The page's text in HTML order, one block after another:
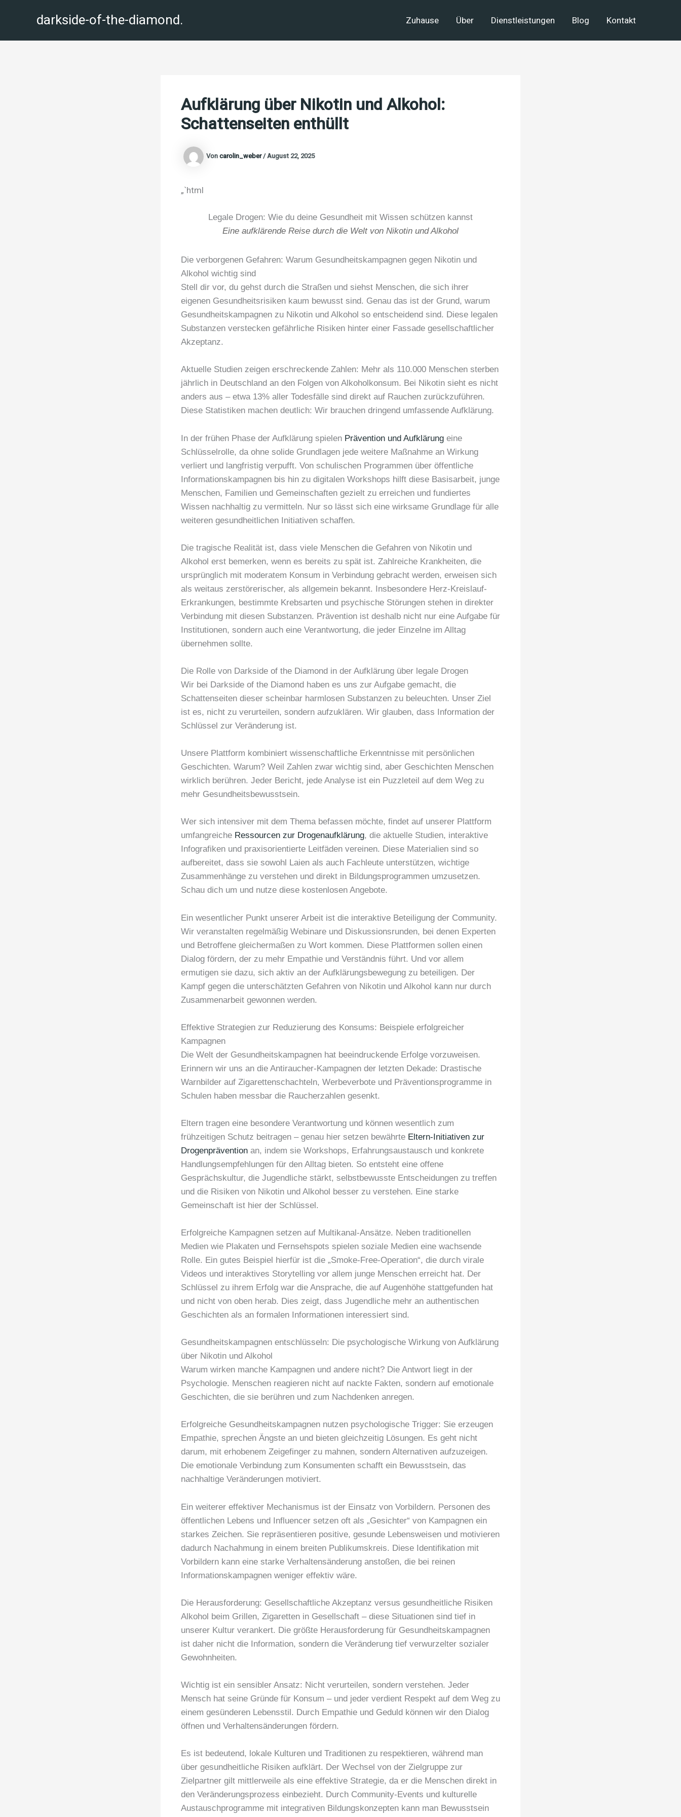
darkside-of-the-diamond. Zuhause Über Dienstleistungen Blog Kontakt
Aufklärung über Nikotin und Alkohol:
Schattenseiten enthüllt
Voncarolin_weber/August 22, 2025
„`html
Legale Drogen: Wie du deine Gesundheit mit Wissen schützen kannst
Eine aufklärende Reise durch die Welt von Nikotin und Alkohol
Die verborgenen Gefahren: Warum Gesundheitskampagnen gegen Nikotin und
Alkohol wichtig sind
Stell dir vor, du gehst durch die Straßen und siehst Menschen, die sich ihrer
eigenen Gesundheitsrisiken kaum bewusst sind. Genau das ist der Grund, warum
Gesundheitskampagnen zu Nikotin und Alkohol so entscheidend sind. Diese legalen
Substanzen verstecken gefährliche Risiken hinter einer Fassade gesellschaftlicher
Akzeptanz.
Aktuelle Studien zeigen erschreckende Zahlen: Mehr als 110.000 Menschen sterben
jährlich in Deutschland an den Folgen von Alkoholkonsum. Bei Nikotin sieht es nicht
anders aus – etwa 13% aller Todesfälle sind direkt auf Rauchen zurückzuführen.
Diese Statistiken machen deutlich: Wir brauchen dringend umfassende Aufklärung.
In der frühen Phase der Aufklärung spielen Prävention und Aufklärung eine
Schlüsselrolle, da ohne solide Grundlagen jede weitere Maßnahme an Wirkung
verliert und langfristig verpufft. Von schulischen Programmen über öffentliche
Informationskampagnen bis hin zu digitalen Workshops hilft diese Basisarbeit, junge
Menschen, Familien und Gemeinschaften gezielt zu erreichen und fundiertes
Wissen nachhaltig zu vermitteln. Nur so lässt sich eine wirksame Grundlage für alle
weiteren gesundheitlichen Initiativen schaffen.
Die tragische Realität ist, dass viele Menschen die Gefahren von Nikotin und
Alkohol erst bemerken, wenn es bereits zu spät ist. Zahlreiche Krankheiten, die
ursprünglich mit moderatem Konsum in Verbindung gebracht werden, erweisen sich
als weitaus zerstörerischer, als allgemein bekannt. Insbesondere Herz-Kreislauf-
Erkrankungen, bestimmte Krebsarten und psychische Störungen stehen in direkter
Verbindung mit diesen Substanzen. Prävention ist deshalb nicht nur eine Aufgabe für
Institutionen, sondern auch eine Verantwortung, die jeder Einzelne im Alltag
übernehmen sollte.
Die Rolle von Darkside of the Diamond in der Aufklärung über legale Drogen
Wir bei Darkside of the Diamond haben es uns zur Aufgabe gemacht, die
Schattenseiten dieser scheinbar harmlosen Substanzen zu beleuchten. Unser Ziel
ist es, nicht zu verurteilen, sondern aufzuklären. Wir glauben, dass Information der
Schlüssel zur Veränderung ist.
Unsere Plattform kombiniert wissenschaftliche Erkenntnisse mit persönlichen
Geschichten. Warum? Weil Zahlen zwar wichtig sind, aber Geschichten Menschen
wirklich berühren. Jeder Bericht, jede Analyse ist ein Puzzleteil auf dem Weg zu
mehr Gesundheitsbewusstsein.
Wer sich intensiver mit dem Thema befassen möchte, findet auf unserer Plattform
umfangreiche Ressourcen zur Drogenaufklärung, die aktuelle Studien, interaktive
Infografiken und praxisorientierte Leitfäden vereinen. Diese Materialien sind so
aufbereitet, dass sie sowohl Laien als auch Fachleute unterstützen, wichtige
Zusammenhänge zu verstehen und direkt in Bildungsprogrammen umzusetzen.
Schau dich um und nutze diese kostenlosen Angebote.
Ein wesentlicher Punkt unserer Arbeit ist die interaktive Beteiligung der Community.
Wir veranstalten regelmäßig Webinare und Diskussionsrunden, bei denen Experten
und Betroffene gleichermaßen zu Wort kommen. Diese Plattformen sollen einen
Dialog fördern, der zu mehr Empathie und Verständnis führt. Und vor allem
ermutigen sie dazu, sich aktiv an der Aufklärungsbewegung zu beteiligen. Der
Kampf gegen die unterschätzten Gefahren von Nikotin und Alkohol kann nur durch
Zusammenarbeit gewonnen werden.
Effektive Strategien zur Reduzierung des Konsums: Beispiele erfolgreicher
Kampagnen
Die Welt der Gesundheitskampagnen hat beeindruckende Erfolge vorzuweisen.
Erinnern wir uns an die Antiraucher-Kampagnen der letzten Dekade: Drastische
Warnbilder auf Zigarettenschachteln, Werbeverbote und Präventionsprogramme in
Schulen haben messbar die Raucherzahlen gesenkt.
Eltern tragen eine besondere Verantwortung und können wesentlich zum
frühzeitigen Schutz beitragen – genau hier setzen bewährte Eltern-Initiativen zur
Drogenprävention an, indem sie Workshops, Erfahrungsaustausch und konkrete
Handlungsempfehlungen für den Alltag bieten. So entsteht eine offene
Gesprächskultur, die Jugendliche stärkt, selbstbewusste Entscheidungen zu treffen
und die Risiken von Nikotin und Alkohol besser zu verstehen. Eine starke
Gemeinschaft ist hier der Schlüssel.
Erfolgreiche Kampagnen setzen auf Multikanal-Ansätze. Neben traditionellen
Medien wie Plakaten und Fernsehspots spielen soziale Medien eine wachsende
Rolle. Ein gutes Beispiel hierfür ist die „Smoke-Free-Operation“, die durch virale
Videos und interaktives Storytelling vor allem junge Menschen erreicht hat. Der
Schlüssel zu ihrem Erfolg war die Ansprache, die auf Augenhöhe stattgefunden hat
und nicht von oben herab. Dies zeigt, dass Jugendliche mehr an authentischen
Geschichten als an formalen Informationen interessiert sind.
Gesundheitskampagnen entschlüsseln: Die psychologische Wirkung von Aufklärung
über Nikotin und Alkohol
Warum wirken manche Kampagnen und andere nicht? Die Antwort liegt in der
Psychologie. Menschen reagieren nicht auf nackte Fakten, sondern auf emotionale
Geschichten, die sie berühren und zum Nachdenken anregen.
Erfolgreiche Gesundheitskampagnen nutzen psychologische Trigger: Sie erzeugen
Empathie, sprechen Ängste an und bieten gleichzeitig Lösungen. Es geht nicht
darum, mit erhobenem Zeigefinger zu mahnen, sondern Alternativen aufzuzeigen.
Die emotionale Verbindung zum Konsumenten schafft ein Bewusstsein, das
nachhaltige Veränderungen motiviert.
Ein weiterer effektiver Mechanismus ist der Einsatz von Vorbildern. Personen des
öffentlichen Lebens und Influencer setzen oft als „Gesichter“ von Kampagnen ein
starkes Zeichen. Sie repräsentieren positive, gesunde Lebensweisen und motivieren
dadurch Nachahmung in einem breiten Publikumskreis. Diese Identifikation mit
Vorbildern kann eine starke Verhaltensänderung anstoßen, die bei reinen
Informationskampagnen weniger effektiv wäre.
Die Herausforderung: Gesellschaftliche Akzeptanz versus gesundheitliche Risiken
Alkohol beim Grillen, Zigaretten in Gesellschaft – diese Situationen sind tief in
unserer Kultur verankert. Die größte Herausforderung für Gesundheitskampagnen
ist daher nicht die Information, sondern die Veränderung tief verwurzelter sozialer
Gewohnheiten.
Wichtig ist ein sensibler Ansatz: Nicht verurteilen, sondern verstehen. Jeder
Mensch hat seine Gründe für Konsum – und jeder verdient Respekt auf dem Weg zu
einem gesünderen Lebensstil. Durch Empathie und Geduld können wir den Dialog
öffnen und Verhaltensänderungen fördern.
Es ist bedeutend, lokale Kulturen und Traditionen zu respektieren, während man
über gesundheitliche Risiken aufklärt. Der Wechsel von der Zielgruppe zur
Zielpartner gilt mittlerweile als eine effektive Strategie, da er die Menschen direkt in
den Veränderungsprozess einbezieht. Durch Community-Events und kulturelle
Austauschprogramme mit integrativen Bildungskonzepten kann man Bewusstsein